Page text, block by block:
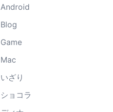
Android
Blog
Game
Mac
いざり
ショコラ